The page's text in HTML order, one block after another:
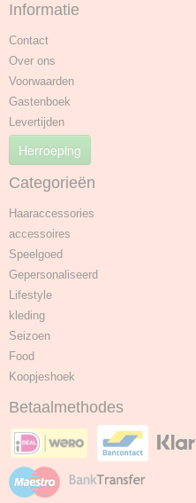
Informatie
Contact
Over ons
Voorwaarden
Gastenboek
Levertijden
Herroeping
Categorieën
Haaraccessories
accessoires
Speelgoed
Gepersonaliseerd
Lifestyle
kleding
Seizoen
Food
Koopjeshoek
Betaalmethodes